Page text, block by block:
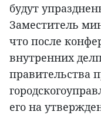
будут
Заместитель
что после
внутренних
правительства
его на